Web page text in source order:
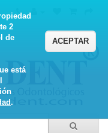
2
de
está
.
ACEPTAR